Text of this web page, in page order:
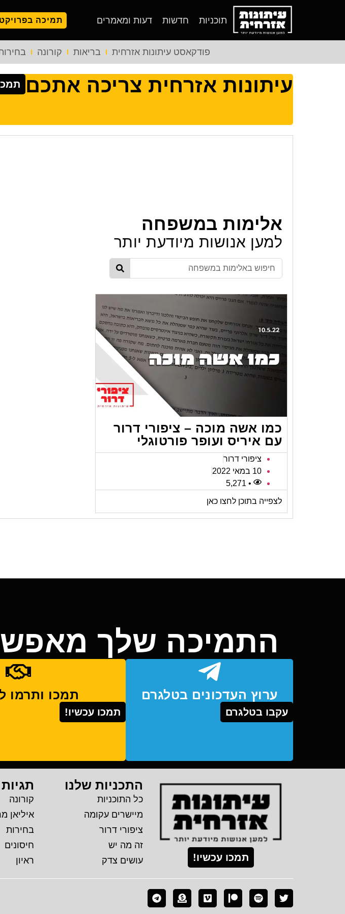
תוכניות חדשות דעות ומאמרים תמיכה בפרויקט
פודקאסט עיתונות אזרחית בריאות קורונה
עיתונות אזרחית צריכה אתכם
אלימות במשפחה
למען אנושות מיודעת יותר
כמו אשה מוכה – ציפורי דרור
עם איריס ועופר פורטוגלי
ציפורי דרור
10 במאי 2022
• 5,271
לצפייה בתוכן לחצו כאן
התמיכה שלך
ערוץ העדכונים בטלגרם
עקבו בטלגרם
תמכו ותרמו
תמכו עכשיו!
תמכו עכשיו!
התכניות שלנו
כל התוכניות
מיישרים עקומה
ציפורי דרור
זה מה יש
עושים צדק
קורונה
איליאן
בחירות
חיסונים
ראיון